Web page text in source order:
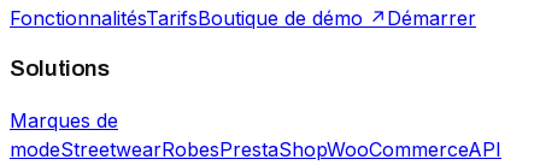
FonctionnalitésTarifsBoutique de démo ↗ Démarrer
Solutions
Marques de
modeStreetwearRobesPrestaShopWooCommerceAPI